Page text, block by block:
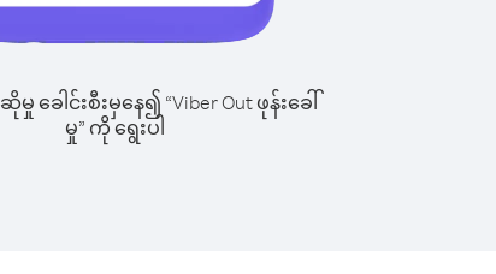
မှု ခေါင်းစီးမှနေ၍ “Viber Out ဖုန်းခေါ်
မှု” ကို ရွေးပါ